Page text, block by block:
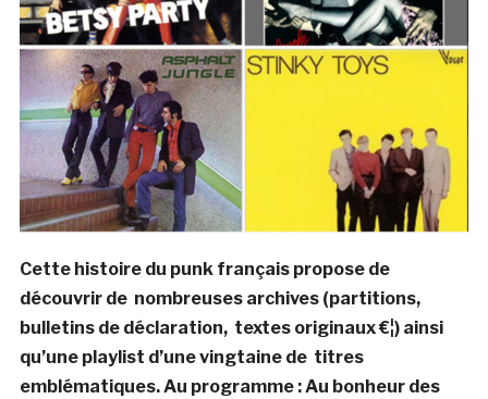
Cette histoire du punk français propose de
découvrir de nombreuses archives (partitions,
bulletins de déclaration, textes originaux €¦) ainsi
qu’une playlist d’une vingtaine de titres
emblématiques. Au programme : Au bonheur des